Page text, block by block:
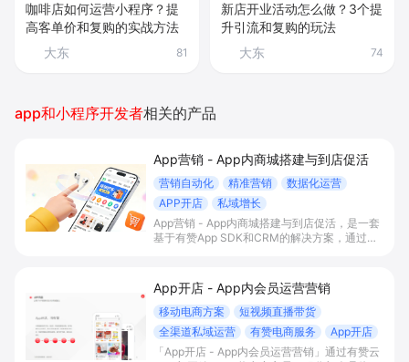
咖啡店如何运营小程序？提
高客单价和复购的实战方法
大东
81
新店开业活动怎么做？3个提
升引流和复购的玩法
大东
74
app和小程序开发者相关的产品
App营销 - App内商城搭建与到店促活
营销自动化 精准营销
数据化运营
APP开店
私域增长
App营销 - App内商城搭建与到店促活，是一套
基于有赞App SDK和CRM的解决方案，通过在
线上线下运营，提升到店率、复购率和整体
GMV。
App开店 - App内会员运营营销
移动电商方案
短视频直播带货
全渠道私域运营
有赞电商服务
App开店
「App开店 - App内会员运营营销」通过有赞云